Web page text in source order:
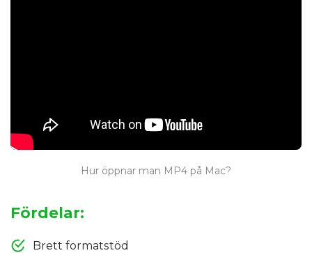
Hur öppnar man MP4 på Mac?
Fördelar:
Brett formatstöd